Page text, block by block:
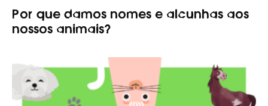
Por que damos nomes e alcunhas aos
nossos animais?